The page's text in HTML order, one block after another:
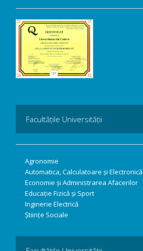
Facultățile Universității
Agronomie
Automatica, Calculatoare și Electronică
Economie și Administrarea Afacerilor
Educație Fizică și Sport
Inginerie Electrică
Științe Sociale